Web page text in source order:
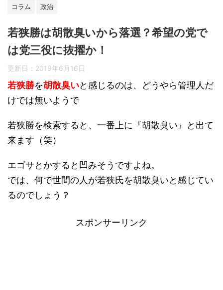
コラム 政治
若狭勝は胡散臭いから落選？希望の党で
は党三役に抜擢か！
更新日： 2019年6月16日
若狭勝を胡散臭いと感じるのは、どうやら管理人だ
けでは無いようで
若狭勝を検索すると、一番上に『胡散臭い』と出て
来ます（笑）
エゴサとかすると凹みそうですよね。
では、何で世間の人が若狭氏を胡散臭いと感じてい
るのでしょう？
スポンサーリンク